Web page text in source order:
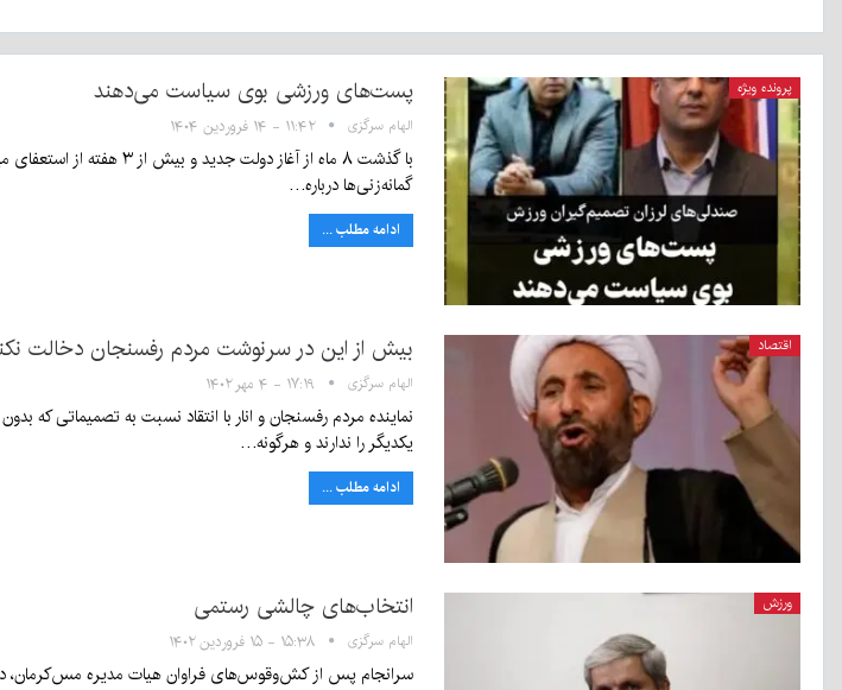
پرونده ویژه پست‌های ورزشی بوی سیاست می‌دهند
الهام سرگزی ۱۱:۴۲ - ۱۴ فروردین ۱۴۰۴
با گذشت ۸ ماه از آغاز
گمانه‌زنی‌ها درباره…
ادامه مطلب ...
اقتصاد بیش از این در سرنوشت مردم رفسنجان دخالت
الهام سرگزی ۱۷:۱۹ - ۴ مهر ۱۴۰۲
نماینده مردم رفسنجان و انار با انتقاد نسبت به تصمیماتی
یکدیگر را ندارند و هرگونه…
ادامه مطلب ...
ورزش انتخاب‌های چالشی رستمی
الهام سرگزی ۱۵:۳۸ - ۱۵ فروردین ۱۴۰۲
سرانجام پس از کش‌وقوس‌های فراوان هیات مدیره مس‌کرمان، در روز جمعه ۱۱ فروردین تغییر کرد و